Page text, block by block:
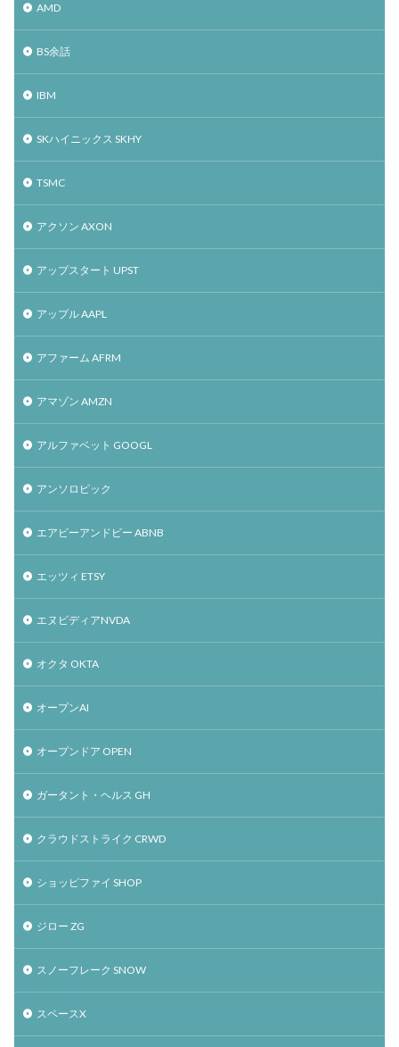
AMD
BS余話
IBM
SKハイニックス SKHY
TSMC
アクソン AXON
アップスタート UPST
アップル AAPL
アファーム AFRM
アマゾン AMZN
アルファベット GOOGL
アンソロピック
エアビーアンドビー ABNB
エッツィ ETSY
エヌビディアNVDA
オクタ OKTA
オープンAI
オープンドア OPEN
ガータント・ヘルス GH
クラウドストライク CRWD
ショッピファイ SHOP
ジロー ZG
スノーフレーク SNOW
スペースX